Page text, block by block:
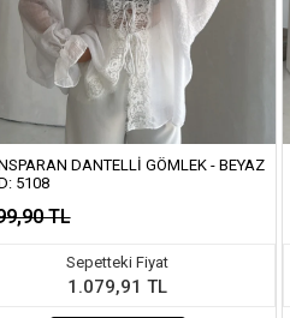
DANTELLI GÖMLEK - BEYAZ
5108
TL
Sepetteki Fiyat
1.079,91 TL